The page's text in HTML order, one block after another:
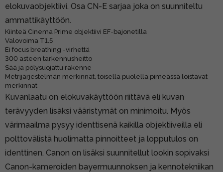
elokuvaobjektiivi. Osa CN-E sarjaa joka on suunniteltu
ammattikäyttöön.
Kiinteä Cinema Prime objektiivi EF-bajonetilla
Valovoima T1.5
Ei focus breathing -virhettä
300 asteen tarkennusheitto
Sää ja pölysuojattu rakenne
Metrijärjestelmän merkinnät, toisella puolella pimeässä loistavat
merkinnät
Kuvanlaatu on elokuvakäyttöön riittävä eli kuvan
terävyyden lisäksi vääristymät on minimoitu. Myös
värimaailma pysyy identtisenä kaikilla objektiiveilla eli
polttovälistä huolimatta pinnoitteet ja lopputulos on
identtinen. Canon on lisäksi suunnitellut lookin sopivaksi
Canon-kameroiden bayermuunnoksen ja kennotekniikan